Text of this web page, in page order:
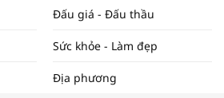
Tọa đàm “Xúc tiến thương mại: Khơi
Đấu giá - Đấu thầu
Sức khỏe - Làm đẹp
Địa phương